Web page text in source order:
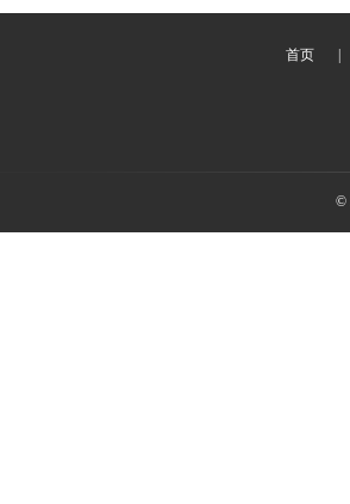
首页
©